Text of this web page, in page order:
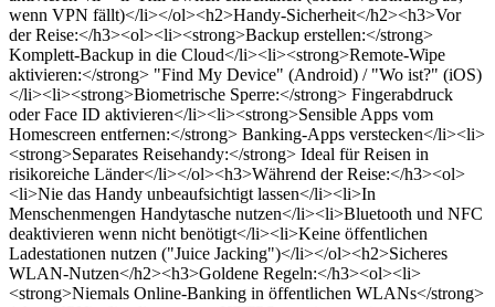
wenn VPN fällt)</li></ol><h2>Handy-Sicherheit</h2><h3>Vor
der Reise:</h3><ol><li><strong>Backup erstellen:</strong>
Komplett-Backup in die Cloud</li><li><strong>Remote-Wipe
aktivieren:</strong> "Find My Device" (Android) / "Wo ist?" (iOS)
</li><li><strong>Biometrische Sperre:</strong> Fingerabdruck
oder Face ID aktivieren</li><li><strong>Sensible Apps vom
Homescreen entfernen:</strong> Banking-Apps verstecken</li><li>
<strong>Separates Reisehandy:</strong> Ideal für Reisen in
risikoreiche Länder</li></ol><h3>Während der Reise:</h3><ol>
<li>Nie das Handy unbeaufsichtigt lassen</li><li>In
Menschenmengen Handytasche nutzen</li><li>Bluetooth und NFC
deaktivieren wenn nicht benötigt</li><li>Keine öffentlichen
Ladestationen nutzen ("Juice Jacking")</li></ol><h2>Sicheres
WLAN-Nutzen</h2><h3>Goldene Regeln:</h3><ol><li>
<strong>Niemals Online-Banking in öffentlichen WLANs</strong>